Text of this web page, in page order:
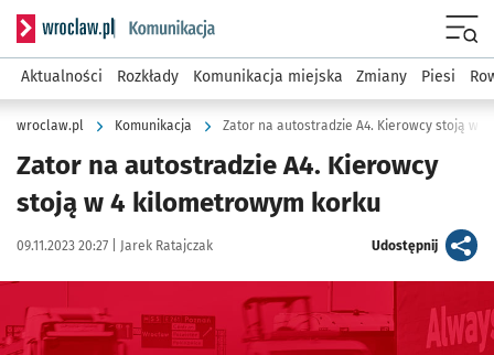
Serwis informacyjny wroclaw.pl podserwis: Komunikacja
Aktualności Rozkłady Komunikacja miejska Zmiany Piesi
wroclaw.pl Komunikacja Zator na autostradzie A4. Kierowcy stoją w
Zator na autostradzie A4. Kierowcy
stoją w 4 kilometrowym korku
Data publikacji:
09.11.2023 20:27 | Autor:
Jarek Ratajczak Udostępnijartykuł